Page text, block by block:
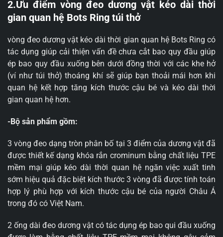
2.Ưu điểm vòng đeo dương vật kéo dài thời
gian quan hệ Bots Ring túi thở
vòng đeo dương vật kéo dài thời gian quan hệ Bots Ring có
tác dụng giúp cải thiện vấn đề chưa cắt bao quy đầu giúp
ép bao quy đầu xuống bên dưới đồng thời với các khe hở
(ví như túi thở) thoáng khí sẽ giúp bạn thoải mái hơn khi
quan hệ kết hợp tăng kích thước cậu bé và kéo dài thời
gian quan hệ hơn.
-Bộ sản phẩm gồm:
3 vòng đeo dạng tròn phân bố tại 3 điểm của dương vật đã
được thiết kế dạng khóa rắn crominum bằng chất liệu TPE
mềm mại giúp kéo dài thời quan hệ ngăn việc xuất tinh
sớm hiệu quả đặc biệt kích thước 3 vòng đã được tính toán
hợp lý phù hợp với kích thước cậu bé của người Châu Á
trong đó có Việt Nam.
2 ống dài đeo dương vật có tác dụng ép bao qui đầu xuống